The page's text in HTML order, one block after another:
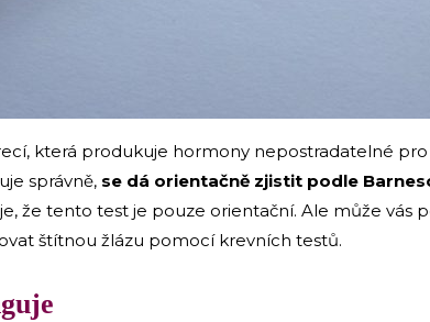
která produkuje hormony nepostradatelné pro
správně, se dá orientačně zjistit podle
že tento test je pouze orientační. Ale může vás
štítnou žlázu pomocí krevních testů.